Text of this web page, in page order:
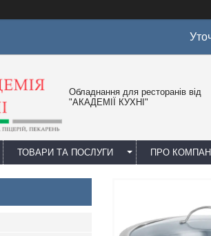
Обладнання для ресторанів від
"АКАДЕМІЇ КУХНІ"
ТОВАРИ ТА ПОСЛУГИ ПРО